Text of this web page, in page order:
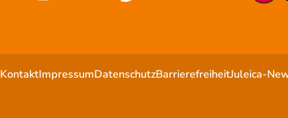
KontaktImpressumDatenschutzBarrierefreiheitJuleica-